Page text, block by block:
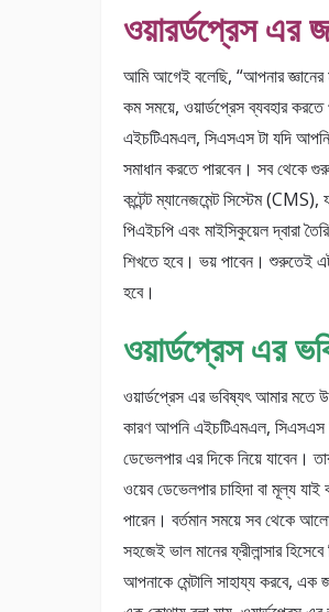
ওয়ারর্ডপ্রেস এর
আমি আগেই বলেছি, “আপনার
কম সময়ে, ওয়ার্ডপ্রেস ব্যবহার
এইচটিএমএল, সিএসএস টা যদি
সমাধান করতে পারবেন। সব থেকে
কন্টেন্ট ম্যানেজমেন্ট সিস্টেম
পিএইচপি এবং মাইসিকুয়েল দ্বারা
শিখতে হবে। ভয় পাবেন। শুরুতেই
হবে।
ওয়ার্ডপ্রেস এর
ওয়ার্ডপ্রেস এর ভবিষ্যৎ আমার মতে
কারণ আপনি এইচটিএমএল, সিএসএস
ডেভেলপার এর দিকে নিয়ে যাবেন।
ওয়েব ডেভেলপার চাহিদা বা মূল্য
পারেন। বর্তমান সময়ে সব থেকে
সহজেই ভাল মানের ফ্রীলান্সার
আপনাকে মেন্টালি সাহায্য করবে,